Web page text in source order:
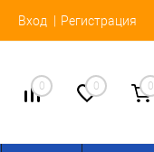
Вход Регистрация
0 0 0